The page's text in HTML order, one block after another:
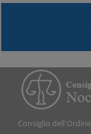
Consiglio